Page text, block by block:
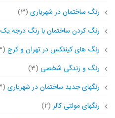
رنگ ساختمان در شهریاری (۳)
رنگ کردن ساختمان با رنگ درجه یک
رنگ های کینتکس در تهران و کرج (۴)
رنگ و زندگی شخصی (۳)
رنگهای جدید ساختمان در شهریاری (۳)
رنگهای مولتی کالر(۲)